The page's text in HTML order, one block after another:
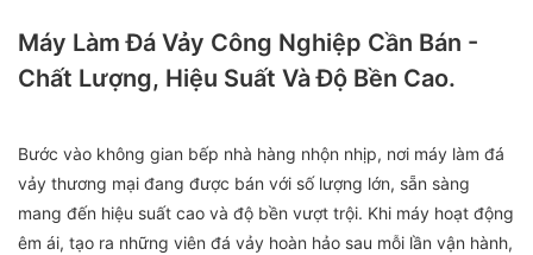
Máy Làm Đá Vảy Công Nghiệp Cần Bán -
Chất Lượng, Hiệu Suất Và Độ Bền Cao.
Bước vào không gian bếp nhà hàng nhộn nhịp, nơi máy làm đá
vảy thương mại đang được bán với số lượng lớn, sẵn sàng
mang đến hiệu suất cao và độ bền vượt trội. Khi máy hoạt động
êm ái, tạo ra những viên đá vảy hoàn hảo sau mỗi lần vận hành,